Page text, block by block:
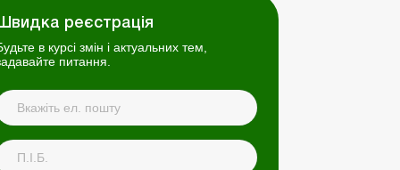
реєстрація
в курсі змін і актуальних тем,
питання.